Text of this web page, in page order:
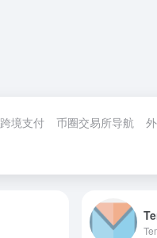
跨境支付 币圈交易所导航